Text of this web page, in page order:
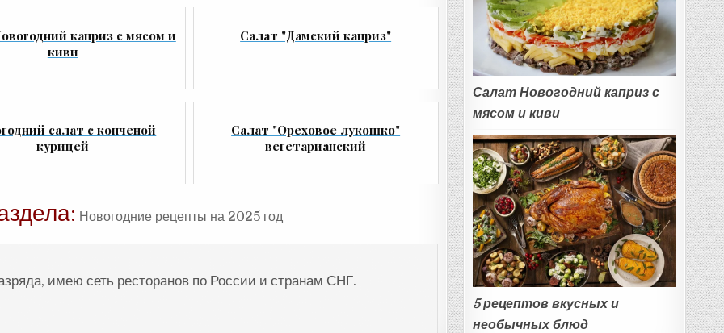
каприз с мясом и
киви
Салат "Дамский каприз"
салат с копченой
курицей
Салат "Ореховое лукошко"
вегетарианский
Новогодние рецепты на 2025 год
имею сеть ресторанов по России и странам СНГ.
Салат Новогодний каприз с
мясом и киви
5 рецептов вкусных и
необычных блюд